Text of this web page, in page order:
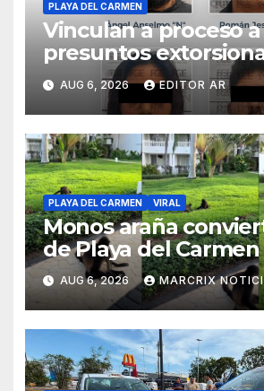
PLAYA DEL CARMEN
Vinculan a proceso
presuntos
en Playa del Carmen
AUG 6, 2026 EDITOR AR
PLAYA DEL CARMEN VIRAL
Monos araña
de Playa del
parque de juegos
AUG 6, 2026 MARCRIX